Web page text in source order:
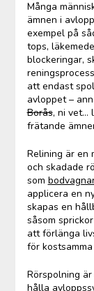
Många
ämnen i
exempel på
tops,
blockeringar,
att endast
avloppet –
Borås, ni vet…
frätande
Relining är en
och skadade
som
applicera en
skapas en
såsom
att förlänga
för
Rörspolning
hålla